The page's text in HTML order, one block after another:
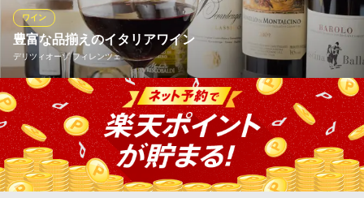
四川豆花飯荘 東京店
夜景 四川料理 丸の内
ＪＲ東京駅丸ノ内口 徒歩2分
東京都千代田区丸の内1-5-1 新丸の内ビルディング6F
豊富な品揃えのイタリアワイン
デリツィオーゾ フィレンツェ
ワイン
店内のワインはすべてイタリアワイン。 「キャンティ・クラッシ
コ」やトスカーナの最高峰「ブルネッロディモンタルチーノ」な
どイタリアワイン好きにはたまらない品揃え！グラス880円～ボト
ルは3800円～。他ではなかなか味わえない一本も。ワイン好きの
方にもご納得いただけるラインナップと自負しています。